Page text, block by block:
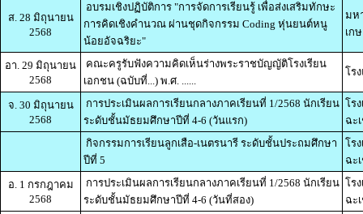
ส. 28 มิถุนายน
2568
อบรมเชิงปฏิบัติการ "การจัดการเรียนรู้ เพื่อส่งเสริมทักษะ
การคิดเชิงคำนวณ ผ่านชุดกิจกรรม Coding หุ่นยนต์หนู
น้อยอัจฉริยะ"
มห
เก
อา. 29 มิถุนายน
2568
คณะครูรับฟังความคิดเห็นร่างพระราชบัญญัติโรงเรียน
เอกชน (ฉบับที่...) พ.ศ. ......
โร
จ. 30 มิถุนายน
2568
การประเมินผลการเรียนกลางภาคเรียนที่ 1/2568 นักเรียน
ระดับชั้นมัธยมศึกษาปีที่ 4-6 (วันแรก)
โร
ฉะ
กิจกรรมการเรียนลูกเสือ-เนตรนารี ระดับชั้นประถมศึกษา
ปีที่ 5
โร
ฉะ
อ. 1 กรกฎาคม
2568
การประเมินผลการเรียนกลางภาคเรียนที่ 1/2568 นักเรียน
ระดับชั้นมัธยมศึกษาปีที่ 4-6 (วันที่สอง)
โร
ฉะ